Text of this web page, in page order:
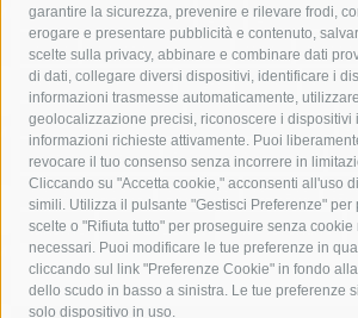
garantire la sicurezza, prevenire e rilevare frodi,
erogare e presentare pubblicità e contenuto,
scelte sulla privacy, abbinare e combinare dati
di dati, collegare diversi dispositivi, identificare i
informazioni trasmesse automaticamente,
geolocalizzazione precisi, riconoscere i dispositivi
informazioni richieste attivamente. Puoi
revocare il tuo consenso senza incorrere in
Cliccando su "Accetta cookie," acconsenti all'uso
simili. Utilizza il pulsante "Gestisci Preferenze" per
scelte o "Rifiuta tutto" per proseguire senza cookie
necessari. Puoi modificare le tue preferenze in
cliccando sul link "Preferenze Cookie" in fondo
dello scudo in basso a sinistra. Le tue preferenze
solo dispositivo in uso.
fondazione sorrento
gori guardia
lavori
lorenzo balducelli mare
massimo coppola
Meta napoli
penisola sorrentina
piano di sorrento
protezione civile
Regione Campania
sindaco cuomo
sorrento studenti
turismo
Vico Equense villa fiorentino